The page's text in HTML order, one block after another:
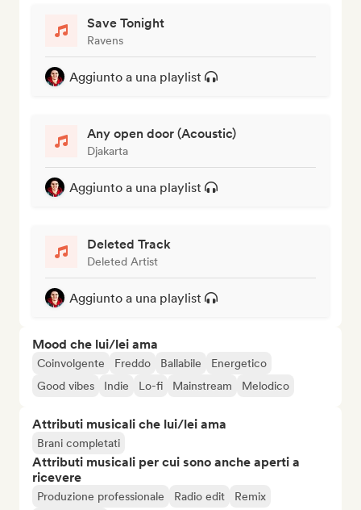
Save Tonight
Ravens
Aggiunto a una playlist
Any open door (Acoustic)
Djakarta
Aggiunto a una playlist
Deleted Track
Deleted Artist
Aggiunto a una playlist
Mood che lui/lei ama
Coinvolgente Freddo Ballabile
Energetico
Good vibes
Indie Lo-fi Mainstream Melodico
Attributi musicali che lui/lei ama
Brani completati
Attributi musicali per cui sono anche aperti a
ricevere
Produzione professionale Radio edit
Remix